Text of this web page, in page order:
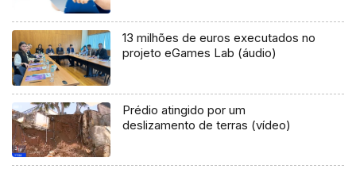
13 milhões de euros executados no
projeto eGames Lab (áudio)
Prédio atingido por um
deslizamento de terras (vídeo)